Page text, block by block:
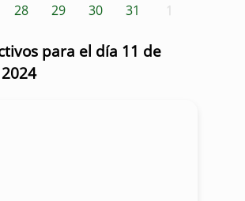
28 29 30 31 1
para el día 11 de